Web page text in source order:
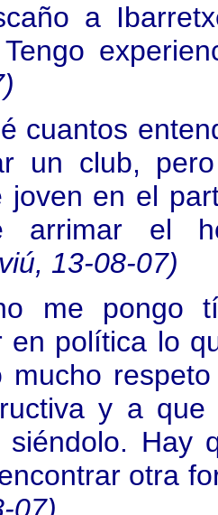
a
cuantos
un club,
joven en el
el
13-08-07)
me pongo
en política lo
mucho
y a
siéndolo. Hay
otra